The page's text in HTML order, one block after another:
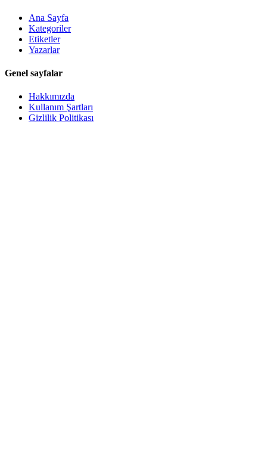
Ana Sayfa
Kategoriler
Etiketler
Yazarlar
Genel sayfalar
Hakkımızda
Kullanım Şartları
Gizlilik Politikası